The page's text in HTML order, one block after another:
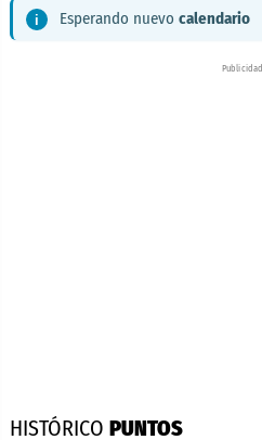
Esperando nuevo calendario
Publicidad
HISTÓRICO PUNTOS